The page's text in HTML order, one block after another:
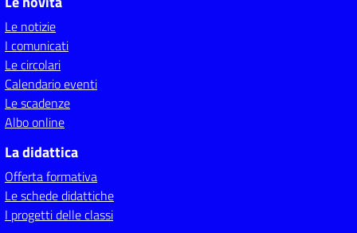
Le notizie
I comunicati
Le circolari
Calendario eventi
Le scadenze
Albo online
La didattica
Offerta formativa
Le schede didattiche
I progetti delle classi